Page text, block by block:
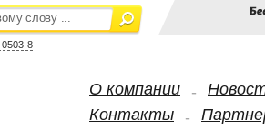
8
О компании -
Контакты
-